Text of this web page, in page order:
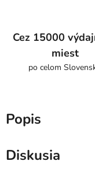
Cez 15000
miest
po celom
Popis
Diskusia